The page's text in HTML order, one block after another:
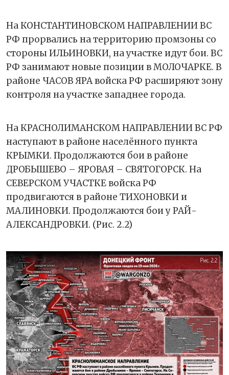
На КОНСТАНТИНОВСКОМ НАПРАВЛЕНИИ ВС
РФ прорвались на территорию промзоны со
стороны ИЛЬИНОВКИ, на участке идут бои. ВС
РФ занимают новые позиции в МОЛОЧАРКЕ. В
районе ЧАСОВ ЯРА войска РФ расширяют зону
контроля на участке западнее города.
На КРАСНОЛИМАНСКОМ НАПРАВЛЕНИИ ВС РФ
наступают в районе населённого пункта
КРЫМКИ. Продолжаются бои в районе
ДРОБЫШЕВО – ЯРОВАЯ – СВЯТОГОРСК. На
СЕВЕРСКОМ УЧАСТКЕ войска РФ
продвигаются в районе ТИХОНОВКИ и
МАЛИНОВКИ. Продолжаются бои у РАЙ-
АЛЕКСАНДРОВКИ. (Рис. 2.2)